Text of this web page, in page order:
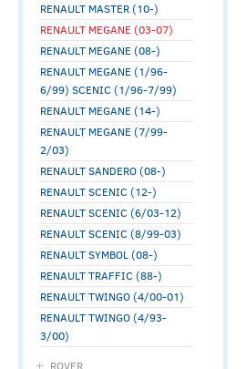
RENAULT MASTER (10-)
RENAULT MEGANE (03-07)
RENAULT MEGANE (08-)
RENAULT MEGANE (1/96-
6/99) SCENIC (1/96-7/99)
RENAULT MEGANE (14-)
RENAULT MEGANE (7/99-
2/03)
RENAULT SANDERO (08-)
RENAULT SCENIC (12-)
RENAULT SCENIC (6/03-12)
RENAULT SCENIC (8/99-03)
RENAULT SYMBOL (08-)
RENAULT TRAFFIC (88-)
RENAULT TWINGO (4/00-01)
RENAULT TWINGO (4/93-
3/00)
ROVER